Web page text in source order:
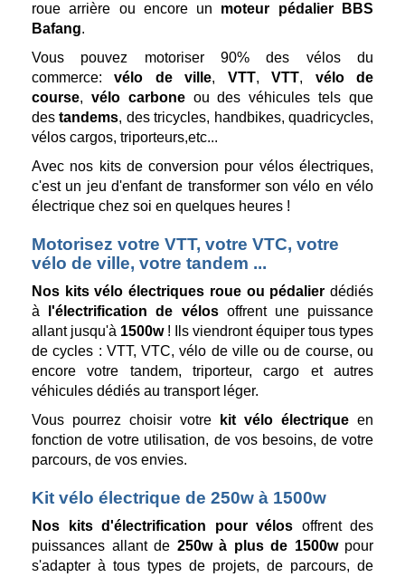
roue arrière ou encore un
moteur pédalier BBS
Bafang.
Vous pouvez motoriser 90% des vélos du
commerce:
vélo de ville, VTT, VTT,
vélo de
course, vélo carbone ou des véhicules tels que
des tandems, des tricycles, handbikes, quadricycles,
vélos cargos, triporteurs,etc...
Avec nos kits de conversion pour vélos électriques,
c'est un jeu d'enfant de transformer son vélo en vélo
électrique chez soi en quelques heures !
Motorisez votre VTT, votre VTC, votre
vélo de ville, votre tandem ...
Nos kits vélo électriques roue ou pédalier dédiés
à
l'électrification de vélos offrent une puissance
allant jusqu'à 1500w ! Ils viendront équiper tous types
de cycles : VTT, VTC, vélo de ville ou de course, ou
encore votre
tandem, triporteur, cargo et autres
véhicules dédiés au transport léger.
Vous pourrez choisir votre
kit vélo électrique en
fonction de votre utilisation, de vos besoins, de votre
parcours, de vos envies.
Kit vélo électrique de 250w à 1500w
Nos kits d'électrification pour vélos offrent des
puissances allant de 250w à plus de 1500w pour
s'adapter à tous types de projets, de parcours, de